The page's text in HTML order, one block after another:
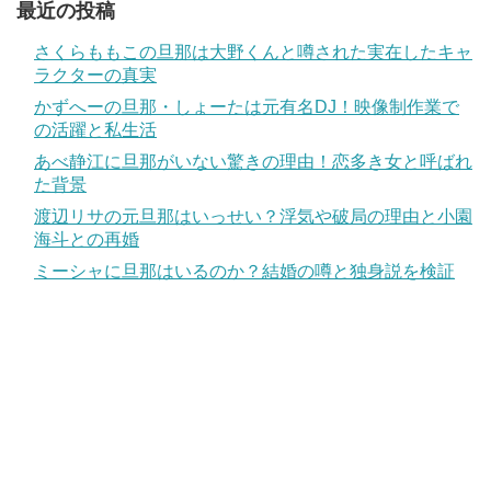
最近の投稿
さくらももこの旦那は大野くんと噂された実在したキャ
ラクターの真実
かずへーの旦那・しょーたは元有名DJ！映像制作業で
の活躍と私生活
あべ静江に旦那がいない驚きの理由！恋多き女と呼ばれ
た背景
渡辺リサの元旦那はいっせい？浮気や破局の理由と小園
海斗との再婚
ミーシャに旦那はいるのか？結婚の噂と独身説を検証